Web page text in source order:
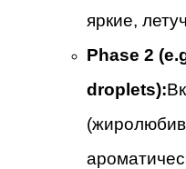
яркие,
Phase 2
droplets):